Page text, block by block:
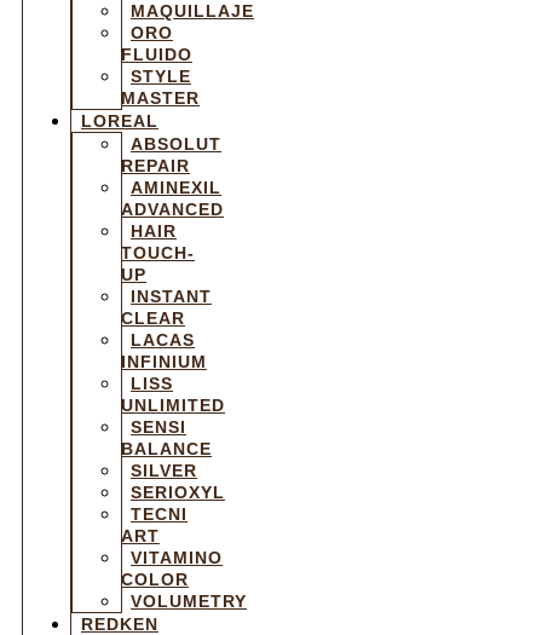
MAQUILLAJE
ORO
FLUIDO
STYLE
MASTER
LOREAL
ABSOLUT
REPAIR
AMINEXIL
ADVANCED
HAIR
TOUCH-
UP
INSTANT
CLEAR
LACAS
INFINIUM
LISS
UNLIMITED
SENSI
BALANCE
SILVER
SERIOXYL
TECNI
ART
VITAMINO
COLOR
VOLUMETRY
REDKEN